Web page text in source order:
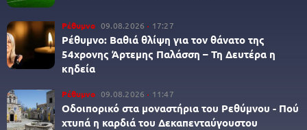
Ρέθυμνο 09.08.2026 17:27
Ρέθυμνο: Βαθιά θλίψη για τον θάνατο της
54χρονης Άρτεμης Παλάσση – Τη Δευτέρα η
κηδεία
Ρέθυμνο 09.08.2026 11:47
Οδοιπορικό στα μοναστήρια του Ρεθύμνου - Πού
χτυπά η καρδιά του Δεκαπενταύγουστου